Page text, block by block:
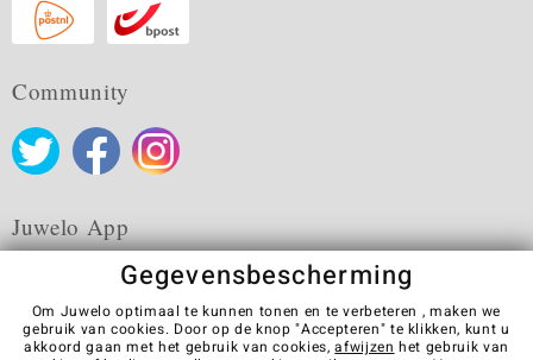
Community
Juwelo App
Gegevensbescherming
Om Juwelo optimaal te kunnen tonen en te verbeteren , maken we
gebruik van cookies. Door op de knop "Accepteren" te klikken, kunt u
akkoord gaan met het gebruik van cookies,afwijzen het gebruik van